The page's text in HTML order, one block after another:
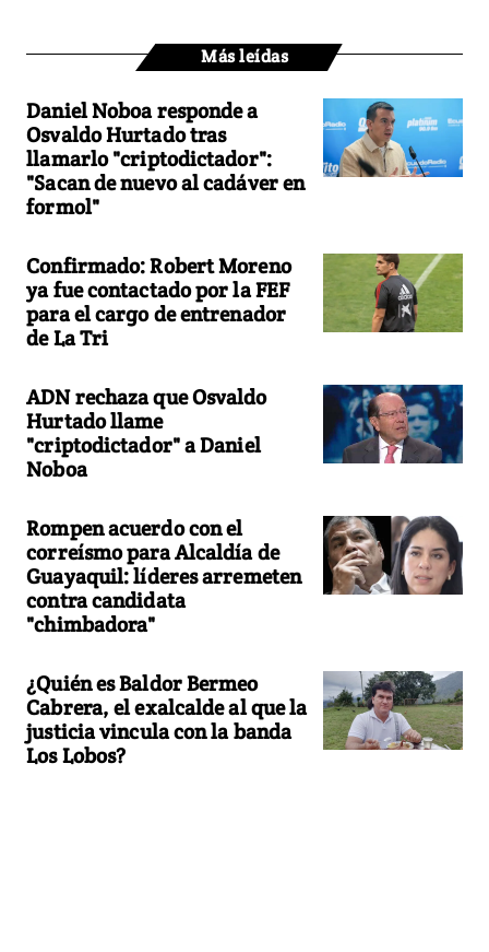
Más leídas
Daniel Noboa responde a
Osvaldo Hurtado tras
llamarlo "criptodictador":
"Sacan de nuevo al cadáver en
formol"
Confirmado: Robert Moreno
ya fue contactado por la FEF
para el cargo de entrenador
de La Tri
ADN rechaza que Osvaldo
Hurtado llame
"criptodictador" a Daniel
Noboa
Rompen acuerdo con el
correísmo para Alcaldía de
Guayaquil: líderes arremeten
contra candidata
"chimbadora"
¿Quién es Baldor Bermeo
Cabrera, el exalcalde al que la
justicia vincula con la banda
Los Lobos?